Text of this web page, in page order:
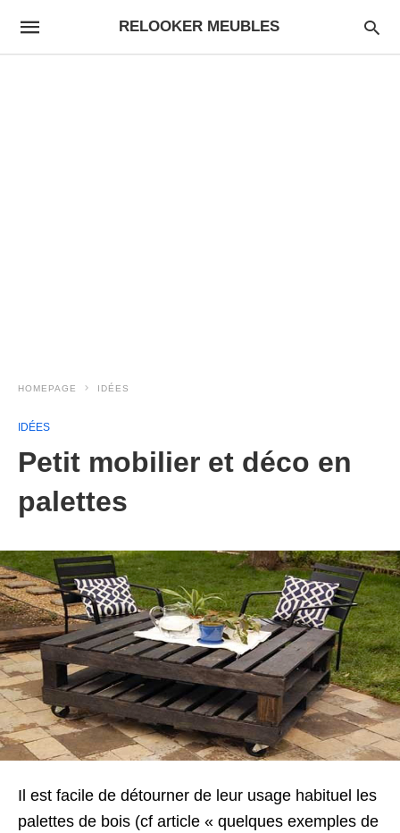
RELOOKER MEUBLES
HOMEPAGE IDÉES
IDÉES
Petit mobilier et déco en
palettes
Il est facile de détourner de leur usage habituel les
palettes de bois (cf article « quelques exemples de